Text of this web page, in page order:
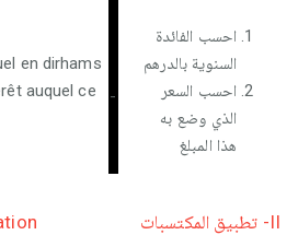
en dirhams
auquel ce
-
احسب الفائدة
السنوية بالدرهم
احسب السعر
الذي وضع به
هذا المبلغ
II- تطبيق المكتسبات